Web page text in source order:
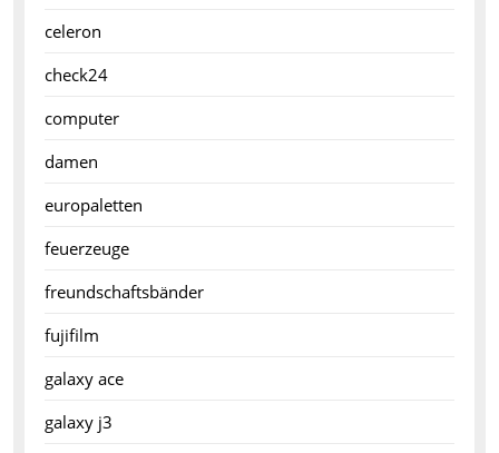
celeron
check24
computer
damen
europaletten
feuerzeuge
freundschaftsbänder
fujifilm
galaxy ace
galaxy j3